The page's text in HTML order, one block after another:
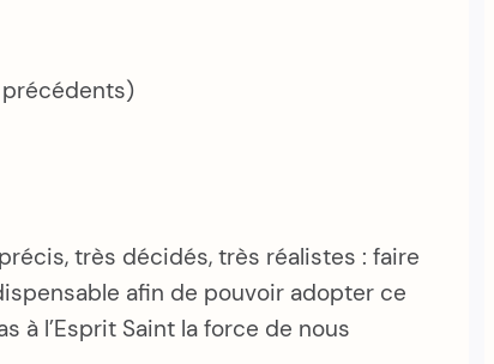
précédents)
très décidés, très réalistes : faire
afin de pouvoir adopter ce
à l’Esprit Saint la force de nous